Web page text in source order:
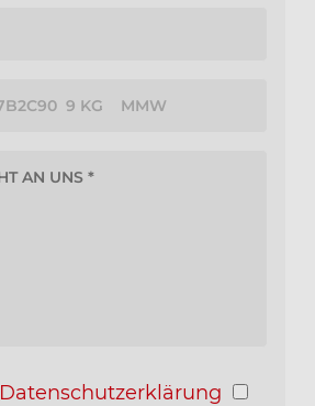
Datenschutzerklärung